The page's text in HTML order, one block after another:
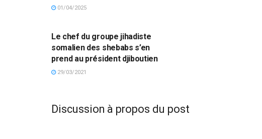
01/04/2025
Le chef du groupe jihadiste
somalien des shebabs s’en
prend au président djiboutien
29/03/2021
Discussion à propos du post